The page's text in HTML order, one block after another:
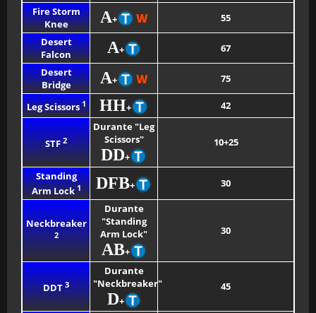
Fire Storm
Knee
A+ W
55
Desert
Falcon
A+
67
Desert
Bridge
A+ W 75
Leg Scissors1 HH+ 42
STF2
Durante "Leg
Scissors"
DD+
10+25
Standing
Arm Lock1 DFB+ 30
Neckbreaker
2
Durante
"Standing
Arm Lock"
AB+
30
DDT3
Durante
"Neckbreaker"
D+
45